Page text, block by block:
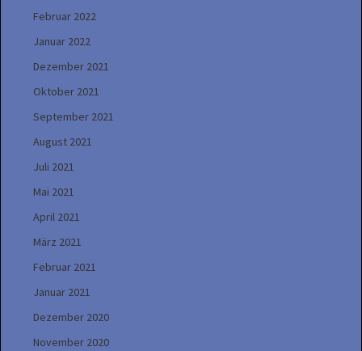
Februar 2022
Januar 2022
Dezember 2021
Oktober 2021
September 2021
August 2021
Juli 2021
Mai 2021
April 2021
März 2021
Februar 2021
Januar 2021
Dezember 2020
November 2020